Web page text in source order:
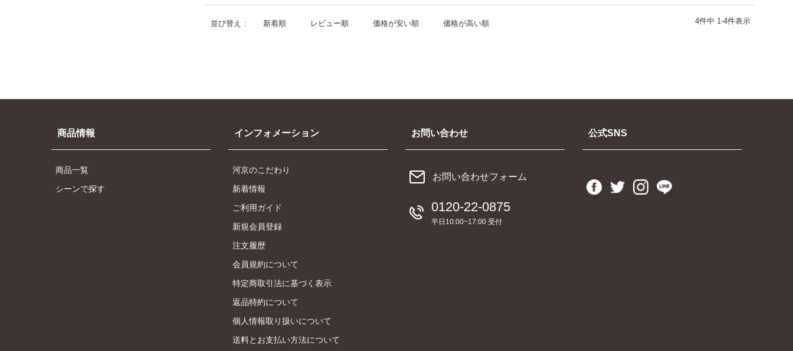
並び替え 新着順 レビュー順 価格が安い順 価格が高い順 4件中 1-4件表示
商品情報
商品一覧
シーンで探す
インフォメーション
河京のこだわり
新着情報
ご利用ガイド
新規会員登録
注文履歴
会員規約について
特定商取引法に基づく表示
返品特約について
個人情報取り扱いについて
送料とお支払い方法について
お問い合わせ
お問い合わせフォーム
0120-22-0875
平日10:00~17:00 受付
公式SNS